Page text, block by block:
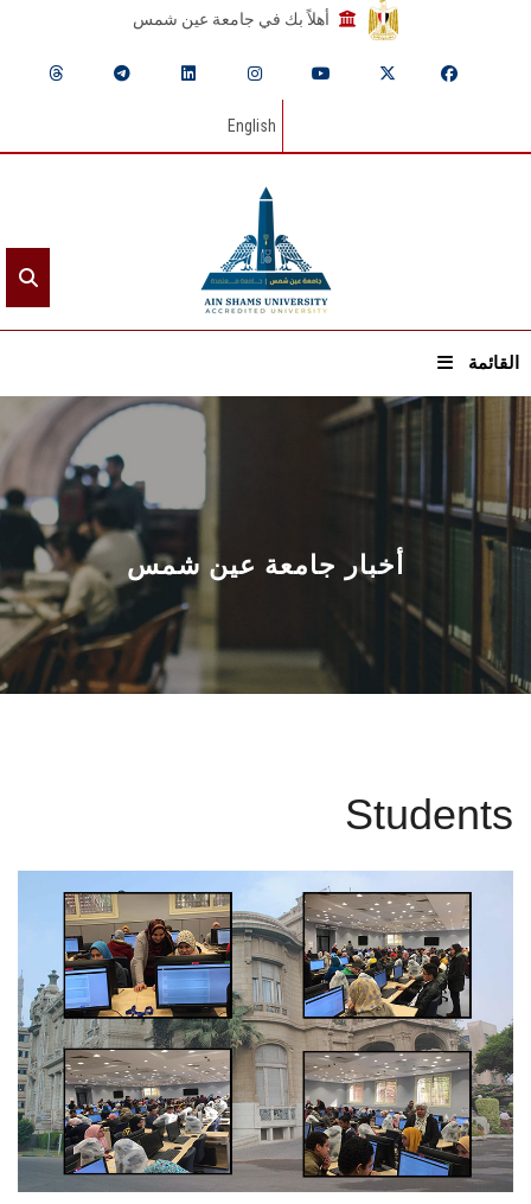
أهلاً بك في جامعة عين شمس
English
القائمة
الرئيسيـة
عن الجامعة
القطاعـات
الشئون الأكاديمية
البحث العلمي
الأنظمة الذكية
تواصل معنا
الطلاب
هيئة التدريس
أخبار جامعة عين شمس
Students